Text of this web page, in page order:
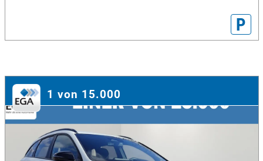
P
1 von 15.000